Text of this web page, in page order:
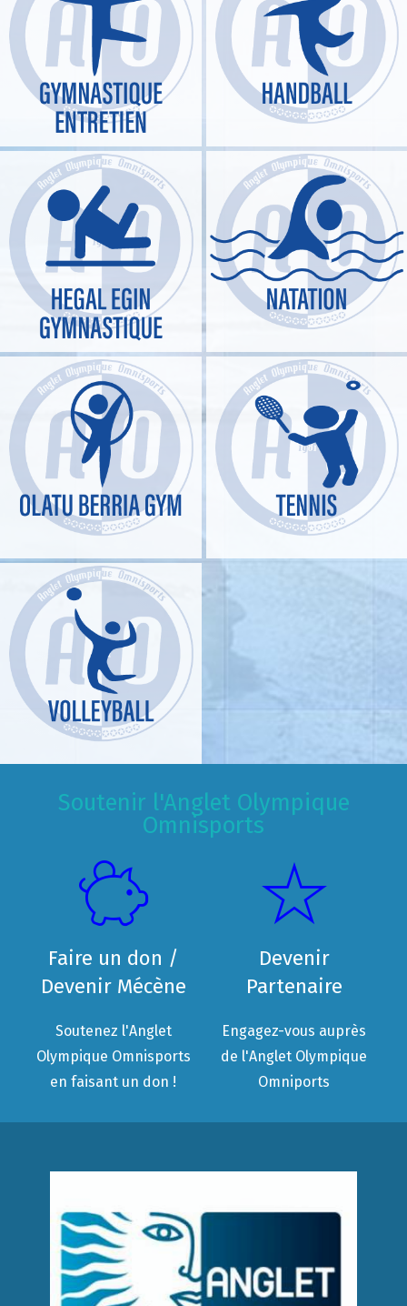
Soutenir l'Anglet Olympique
Omnisports
Faire un don /
Devenir Mécène
Soutenez l'Anglet
Olympique Omnisports
en faisant un don !
Devenir
Partenaire
Engagez-vous auprès
de l'Anglet Olympique
Omniports